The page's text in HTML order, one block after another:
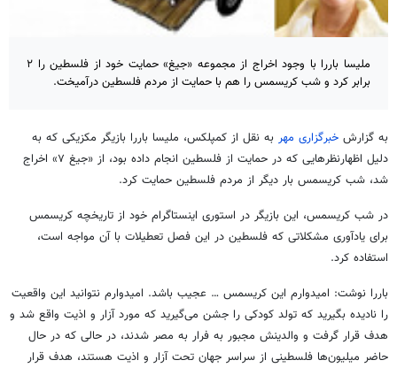
ملیسا باررا با وجود اخراج از مجموعه «جیغ» حمایت خود از فلسطین را ۲
برابر کرد و شب کریسمس را هم با حمایت از مردم فلسطین درآمیخت.
به گزارش خبرگزاری مهر به نقل از کمپلکس، ملیسا باررا بازیگر مکزیکی که به
دلیل اظهارنظرهایی که در حمایت از فلسطین انجام داده بود، از «جیغ ۷» اخراج
شد، شب کریسمس بار دیگر از مردم فلسطین حمایت کرد.
در شب کریسمس، این بازیگر در استوری اینستاگرام خود از تاریخچه کریسمس
برای یادآوری مشکلاتی که فلسطین در این فصل تعطیلات با آن مواجه است،
استفاده کرد.
باررا نوشت: امیدوارم این کریسمس … عجیب باشد. امیدوارم نتوانید این واقعیت
را نادیده بگیرید که تولد کودکی را جشن می‌گیرید که مورد آزار و اذیت واقع شد و
هدف قرار گرفت و والدینش مجبور به فرار به مصر شدند، در حالی که در حال
حاضر میلیون‌ها فلسطینی از سراسر جهان تحت آزار و اذیت هستند، هدف قرار